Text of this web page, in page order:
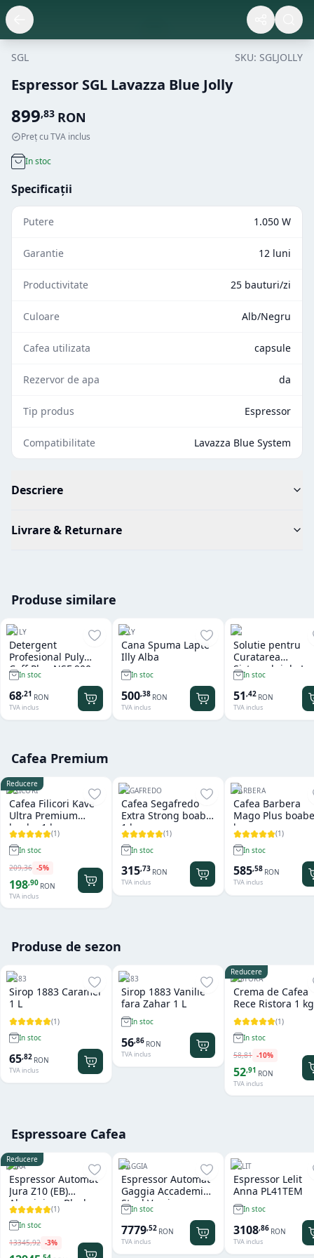
SGL SKU: SGLJOLLY
Espressor SGL Lavazza Blue Jolly
899,83 RON
Preț cu TVA inclus
In stoc
Specificații
Putere 1.050 W
Garantie 12 luni
Productivitate 25 bauturi/zi
Culoare Alb/Negru
Cafea utilizata capsule
Rezervor de apa da
Tip produs Espressor
Compatibilitate Lavazza Blue System
Descriere
Livrare & Returnare
Produse similare
PULY
Detergent
Profesional Puly
Caff Plus NSF 900
grIn stoc
68,21 RON
TVA inclus
ILLY
Cana Spuma Lapte
Illy Alba
In stoc
500,38 RON
TVA inclus
LF
Solutie pentru
Curatarea
Sistemului de
LF Cappuccino
Perfect 1 L
In stoc
51,42 RON
TVA inclus
Cafea Premium
Reducere
FILICORI
Cafea Filicori Kave
Ultra Premium
boabe 1 kg
(1)
In stoc
209,36 -5%
198,90 RON
TVA inclus
SEGAFREDO
Cafea Segafredo
Extra Strong boabe
1 kg
(1)
In stoc
315,73 RON
TVA inclus
BARBERA
Cafea Barbera
Mago Plus
kg
(1)
In stoc
585,58 RON
TVA inclus
Produse de sezon
1883
Sirop 1883 Caramel
1 L
(1)
In stoc
65,82 RON
TVA inclus
1883
Sirop 1883 Vanilie
fara Zahar 1 L
In stoc
56,86 RON
TVA inclus
Reducere
RISTORA
Crema de Cafea
Rece Ristora 1 kg
(1)
In stoc
58,81 -10%
52,91 RON
TVA inclus
Espressoare Cafea
Reducere
JURA
Espressor Automat
Jura Z10 (EB)
Aluminium Black
(1)
In stoc
13345,92 -3%
GAGGIA
Espressor Automat
Gaggia Accademia
Steel Version
In stoc
7779,52 RON
TVA inclus
LELIT
Espressor Lelit
Anna PL41TEM
In stoc
3108,86 RON
TVA inclus